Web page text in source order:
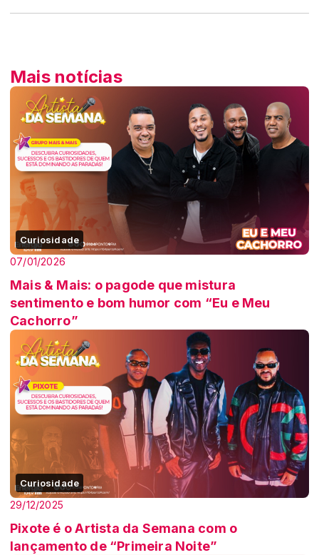
Mais notícias
Curiosidade
07/01/2026
Mais & Mais: o pagode que mistura
sentimento e bom humor com “Eu e Meu
Cachorro”
Curiosidade
29/12/2025
Pixote é o Artista da Semana com o
lançamento de “Primeira Noite”